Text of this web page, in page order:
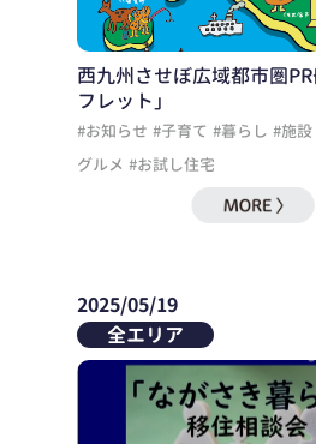
西九州させぼ広域都市圏
フレット」
#お知らせ #子育て #暮らし #施設
グルメ #お試し住宅
2025/05/19
全エリア